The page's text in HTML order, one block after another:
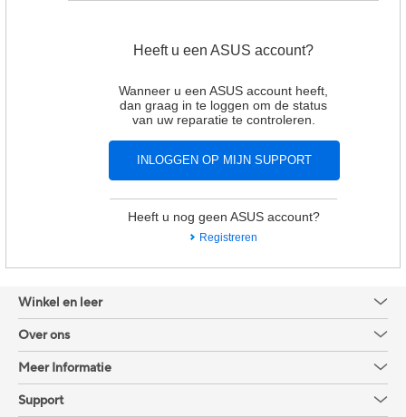
Heeft u een ASUS account?
Wanneer u een ASUS account heeft,
dan graag in te loggen om de status
van uw reparatie te controleren.
Heeft u nog geen ASUS account?
Registreren
Winkel en leer
Over ons
Meer Informatie
Support